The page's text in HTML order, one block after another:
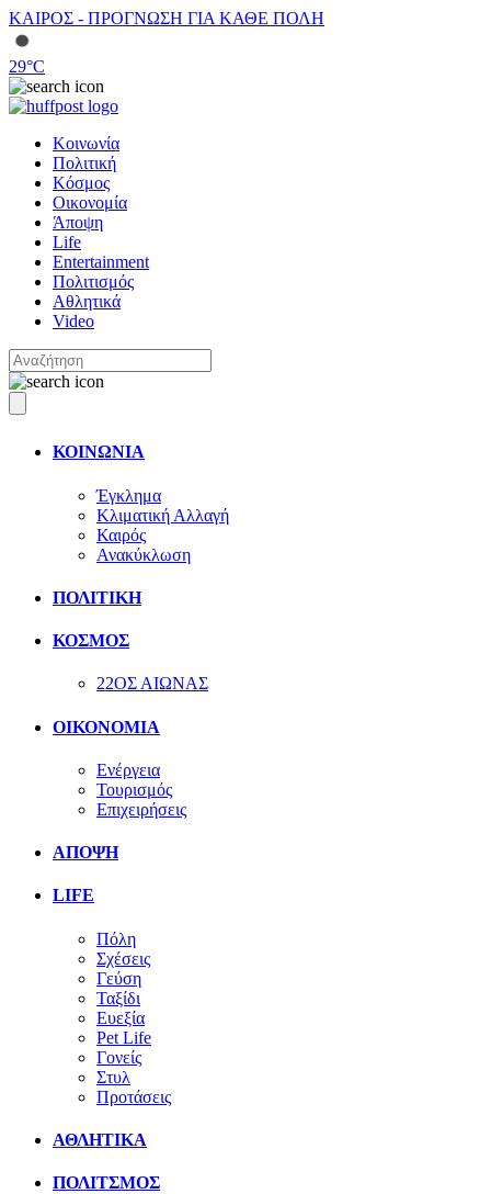
ΚΑΙΡΟΣ - ΠΡΟΓΝΩΣΗ ΓΙΑ ΚΑΘΕ ΠΟΛΗ
29°C
Κοινωνία
Πολιτική
Κόσμος
Οικονομία
Άποψη
Life
Entertainment
Πολιτισμός
Αθλητικά
Video
ΚΟΙΝΩΝΙΑ
Έγκλημα
Κλιματική Αλλαγή
Καιρός
Ανακύκλωση
ΠΟΛΙΤΙΚΗ
ΚΟΣΜΟΣ
22ΟΣ ΑΙΩΝΑΣ
ΟΙΚΟΝΟΜΙΑ
Ενέργεια
Τουρισμός
Επιχειρήσεις
ΑΠΟΨΗ
LIFE
Πόλη
Σχέσεις
Γεύση
Ταξίδι
Ευεξία
Pet Life
Γονείς
Στυλ
Προτάσεις
ΑΘΛΗΤΙΚΑ
ΠΟΛΙΤΣΜΟΣ